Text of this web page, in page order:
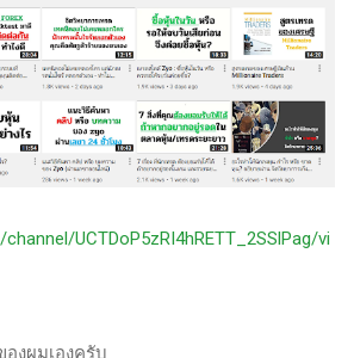
UCTDoP5zRI4hRETT_2SSlPag/vi